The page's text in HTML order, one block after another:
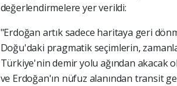
değerlendirmelere yer verildi:
"Erdoğan artık sadece haritaya geri
Doğu'daki pragmatik seçimlerin,
Türkiye'nin demir yolu ağından akacak
ve Erdoğan'ın nüfuz alanından transit